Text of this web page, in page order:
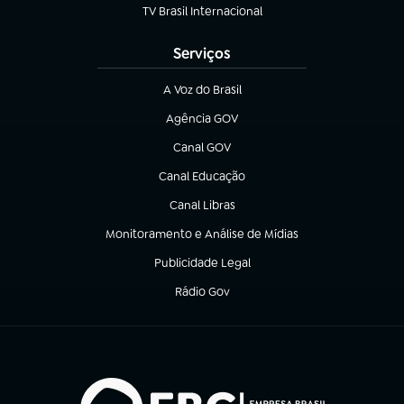
TV Brasil Internacional
(abre em nova aba)
Serviços
A Voz do Brasil
(abre em nova aba)
Agência GOV
(abre em nova aba)
Canal GOV
(abre em nova aba)
Canal Educação
(abre em nova aba)
Canal Libras
(abre em nova aba)
Monitoramento e Análise de Mídias
(abre em nova aba)
Publicidade Legal
(abre em nova aba)
Rádio Gov
(abre em nova aba)